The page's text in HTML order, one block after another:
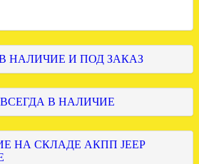
НАЛИЧИЕ И ПОД ЗАКАЗ
В НАЛИЧИЕ
НА СКЛАДЕ АКПП JEEP